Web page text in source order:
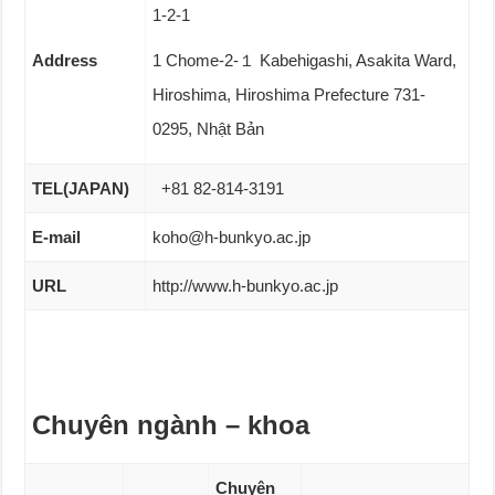
Address
1-2-1
1 Chome-2-１ Kabehigashi, Asakita Ward,
Hiroshima, Hiroshima Prefecture 731-
0295, Nhật Bản
TEL(JAPAN) +81 82-814-3191
E-mail koho@h-bunkyo.ac.jp
URL http://www.h-bunkyo.ac.jp
Chuyên ngành – khoa
Chuyên